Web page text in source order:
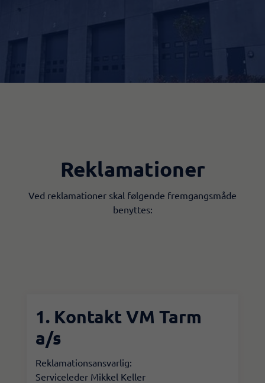
Reklamationer
​Ved reklamationer skal følgende fremgangsmåde
benyttes:
1. Kontakt VM Tarm
a/s
Reklamationsansvarlig:
Serviceleder Mikkel Keller